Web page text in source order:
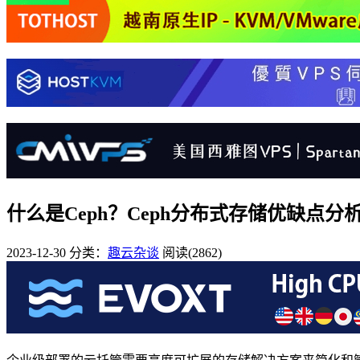
什么是Ceph？Ceph分布式存储优缺点分
2023-12-30 分类： 趣云杂谈 阅读(2862)